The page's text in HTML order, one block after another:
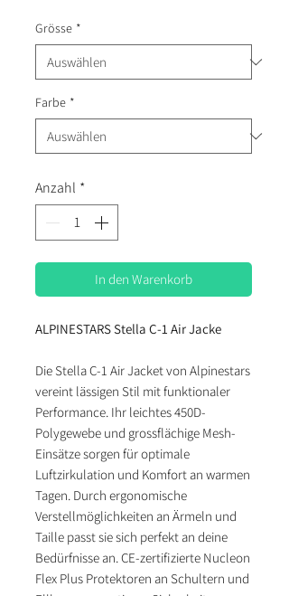
Grösse *
Farbe *
Anzahl *
In den Warenkorb
ALPINESTARS Stella C-1 Air Jacke
Die Stella C-1 Air Jacket von Alpinestars
vereint lässigen Stil mit funktionaler
Performance. Ihr leichtes 450D-
Polygewebe und grossflächige Mesh-
Einsätze sorgen für optimale
Luftzirkulation und Komfort an warmen
Tagen. Durch ergonomische
Verstellmöglichkeiten an Ärmeln und
Taille passt sie sich perfekt an deine
Bedürfnisse an. CE-zertifizierte Nucleon
Flex Plus Protektoren an Schultern und